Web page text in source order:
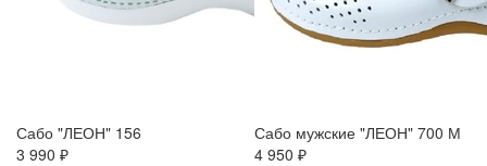
Сабо "ЛЕОН" 156
3 990 ₽
Сабо мужские "ЛЕОН" 700 М
4 950 ₽